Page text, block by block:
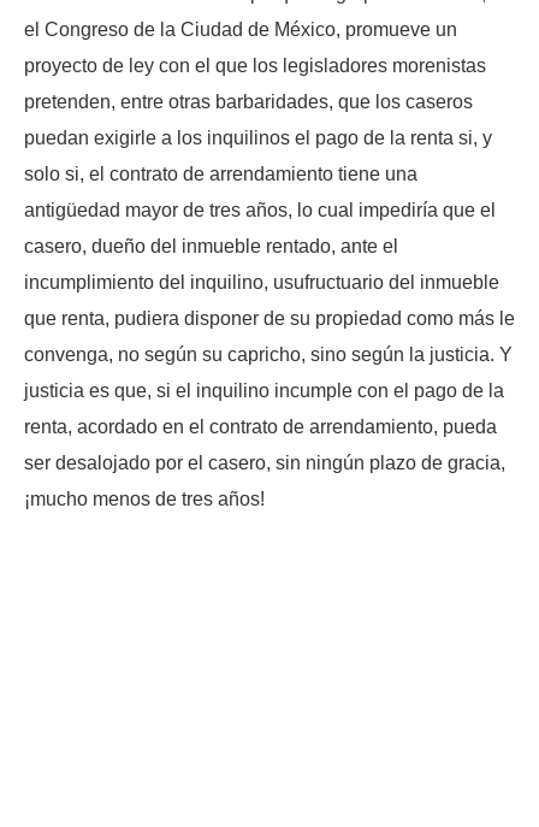
el Congreso de la Ciudad de México, promueve un
proyecto de ley con el que los legisladores morenistas
pretenden, entre otras barbaridades, que los caseros
puedan exigirle a los inquilinos el pago de la renta si, y
solo si, el contrato de arrendamiento tiene una
antigüedad mayor de tres años, lo cual impediría que el
casero, dueño del inmueble rentado, ante el
incumplimiento del inquilino, usufructuario del inmueble
que renta, pudiera disponer de su propiedad como más le
convenga, no según su capricho, sino según la justicia. Y
justicia es que, si el inquilino incumple con el pago de la
renta, acordado en el contrato de arrendamiento, pueda
ser desalojado por el casero, sin ningún plazo de gracia,
¡mucho menos de tres años!